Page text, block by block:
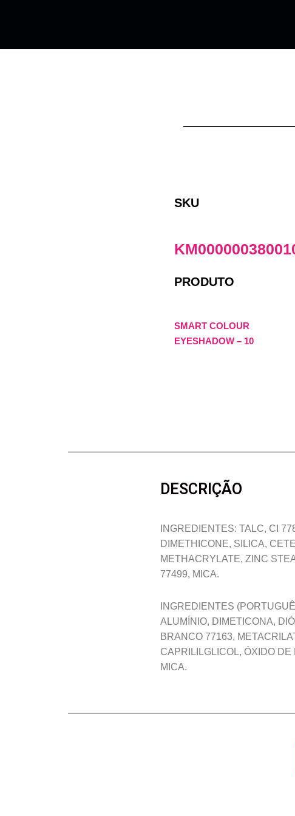
SKU
PRODUTO
SMART COLOUR
EYESHADOW – 10
DESCRIÇÃO
INGREDIENTES: TALC, CI
DIMETHICONE, SILICA,
METHACRYLATE, ZINC
77499, MICA.
INGREDIENTES
ALUMÍNIO, DIMETICONA,
BRANCO 77163,
CAPRILILGLICOL, ÓXIDO
MICA.